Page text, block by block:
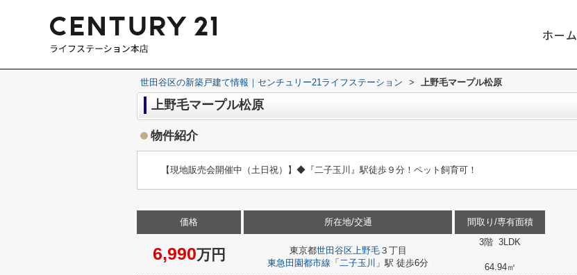
ホーム
世田谷区の新築戸建て情報｜センチュリー21ライフステーション > 上野毛マープル松原
上野毛マープル松原
物件紹介
【現地販売会開催中（土日祝）】◆『二子玉川』駅徒歩９分！ペット飼育可！
価格
6,990万円
所在地/交通
東京都世田谷区上野毛３丁目
東急田園都市線 「 二子玉川 」駅 徒歩6分
間取り/専有面積
3階 3LDK
64.94㎡